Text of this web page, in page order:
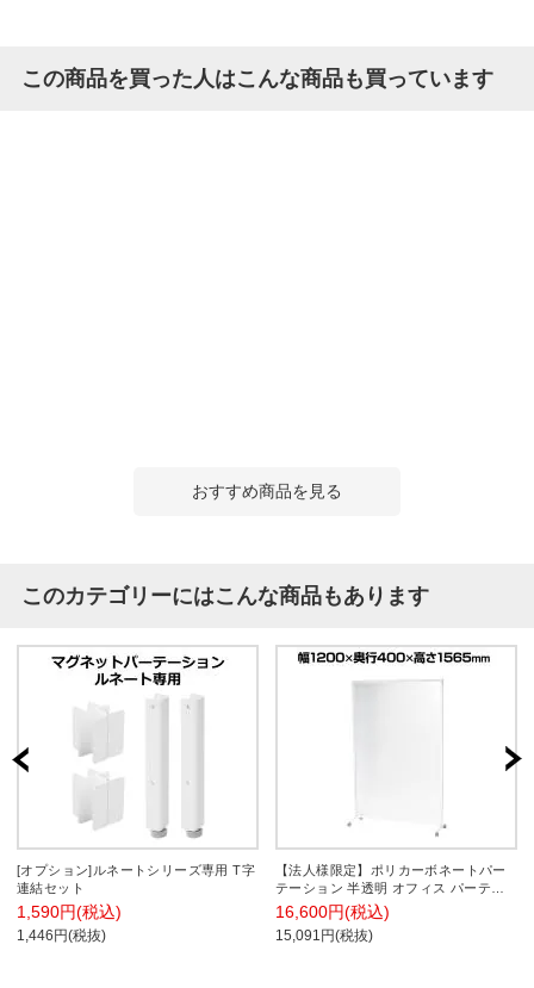
この商品を買った人はこんな商品も買っています
おすすめ商品を見る
このカテゴリーにはこんな商品もあります
[オプション]ルネートシリーズ専用 T字
連結セット
1,590円(税込)
1,446円(税抜)
【法人様限定】ポリカーボネートパー
テーション 半透明 オフィス パーティ
ション キャスタータイプ 幅1200×奥行
400×高さ1565mm
16,600円(税込)
15,091円(税抜)